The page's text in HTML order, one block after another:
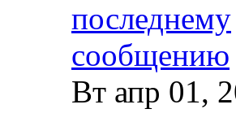
Вт апр 01,